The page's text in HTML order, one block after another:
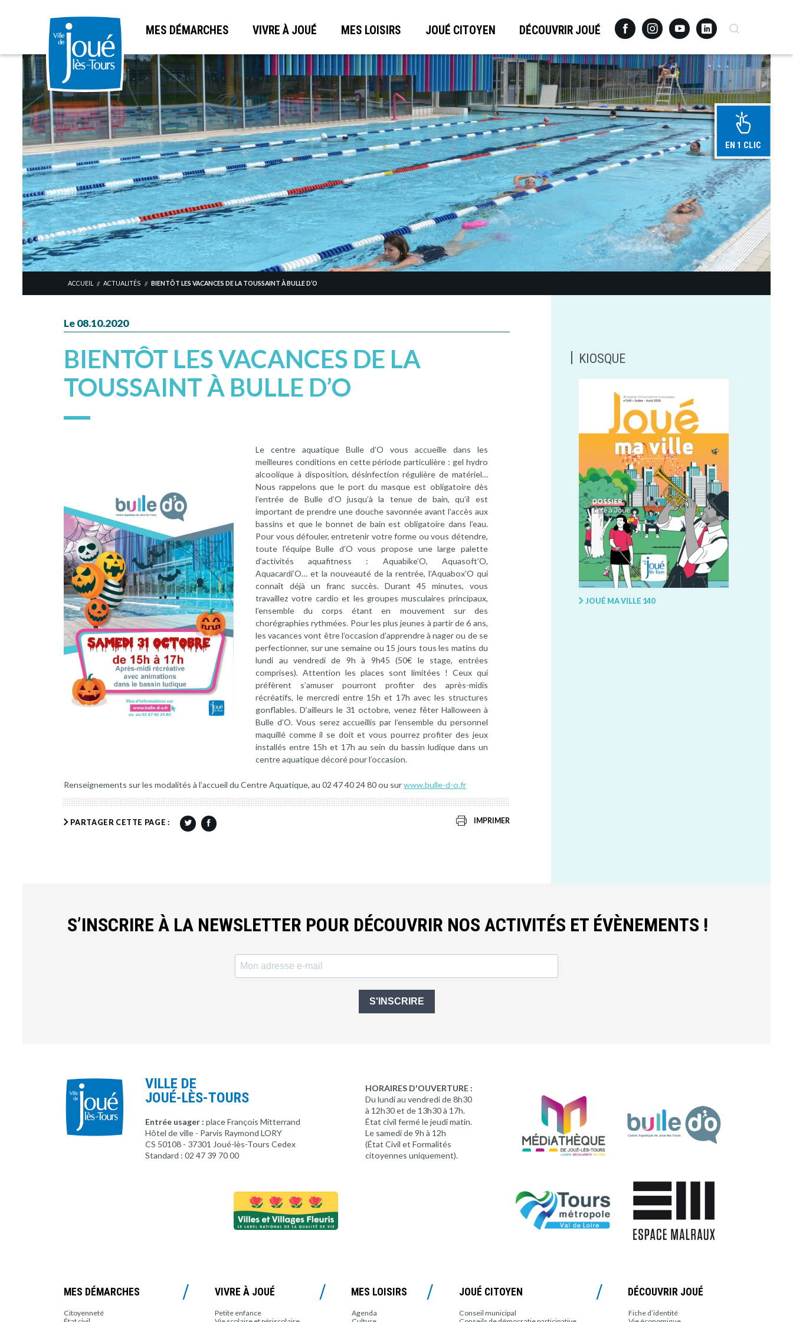
Aller
MES DÉMARCHES VIVRE À JOUÉ MES LOISIRS JOUÉ CITOYEN DÉCOUVRIR JOUÉ FacebookInstagramYoutubeLinkedinRecherche
EN 1 CLIC
ACCUEIL // ACTUALITÉS // BIENTÔT LES VACANCES DE LA TOUSSAINT À BULLE D’O
Le 08.10.2020
BIENTÔT LES VACANCES DE LA
TOUSSAINT À BULLE D’O
Le centre aquatique Bulle d’O vous accueille dans les
meilleures conditions en cette période particulière : gel hydro
alcoolique à disposition, désinfection régulière de matériel…
Nous rappelons que le port du masque est obligatoire dès
l’entrée de Bulle d’O jusqu’à la tenue de bain, qu’il est
important de prendre une douche savonnée avant l’accès aux
bassins et que le bonnet de bain est obligatoire dans l’eau.
Pour vous défouler, entretenir votre forme ou vous détendre,
toute l’équipe Bulle d’O vous propose une large palette
d’activités aquafitness : Aquabike’O, Aquasoft’O,
Aquacardi’O… et la nouveauté de la rentrée, l’Aquabox’O qui
connaît déjà un franc succès. Durant 45 minutes, vous
travaillez votre cardio et les groupes musculaires principaux,
l’ensemble du corps étant en mouvement sur des
chorégraphies rythmées. Pour les plus jeunes à partir de 6 ans,
les vacances vont être l’occasion d’apprendre à nager ou de se
perfectionner, sur une semaine ou 15 jours tous les matins du
lundi au vendredi de 9h à 9h45 (50€ le stage, entrées
comprises). Attention les places sont limitées ! Ceux qui
préfèrent s’amuser pourront profiter des après-midis
récréatifs, le mercredi entre 15h et 17h avec les structures
gonflables. D’ailleurs le 31 octobre, venez fêter Halloween à
Bulle d’O. Vous serez accueillis par l’ensemble du personnel
maquillé comme il se doit et vous pourrez profiter des jeux
installés entre 15h et 17h au sein du bassin ludique dans un
centre aquatique décoré pour l’occasion.
Renseignements sur les modalités à l’accueil du Centre Aquatique, au 02 47 40 24 80 ou surwww.bulle-d-o.fr
PARTAGER CETTE PAGE : IMPRIMER
KIOSQUE
JOUÉ MA VILLE 140
S’INSCRIRE À LA NEWSLETTER POUR DÉCOUVRIR NOS ACTIVITÉS ET ÉVÈNEMENTS !
S'INSCRIRE
VILLE DE
JOUÉ-LÈS-TOURS
Entrée usager : place François Mitterrand
Hôtel de ville - Parvis Raymond LORY
CS 50108 - 37301 Joué-lès-Tours Cedex
Standard : 02 47 39 70 00
HORAIRES D'OUVERTURE :
Du lundi au vendredi de 8h30
à 12h30 et de 13h30 à 17h.
État civil fermé le jeudi matin.
Le samedi de 9h à 12h
(État Civil et Formalités
citoyennes uniquement).
MES DÉMARCHES
Citoyenneté
VIVRE À JOUÉ
Petite enfance
MES LOISIRS
Agenda
JOUÉ CITOYEN
Conseil municipal
DÉCOUVRIR JOUÉ
Fiche d’identité